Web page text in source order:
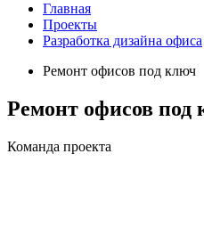
Главная
Проекты
Разработка дизайна офиса
Ремонт офисов под ключ
Ремонт офисов под
Команда проекта